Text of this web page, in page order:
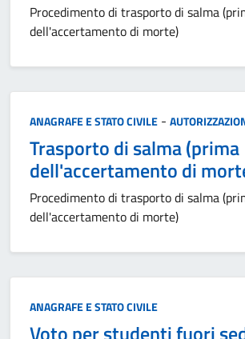
Procedimento di trasporto di salma
dell'accertamento di morte)
Categoria:
ANAGRAFE E STATO CIVILE -
Trasporto di salma (prima
dell'accertamento di
Procedimento di trasporto di salma
dell'accertamento di morte)
Categoria:
ANAGRAFE E STATO CIVILE